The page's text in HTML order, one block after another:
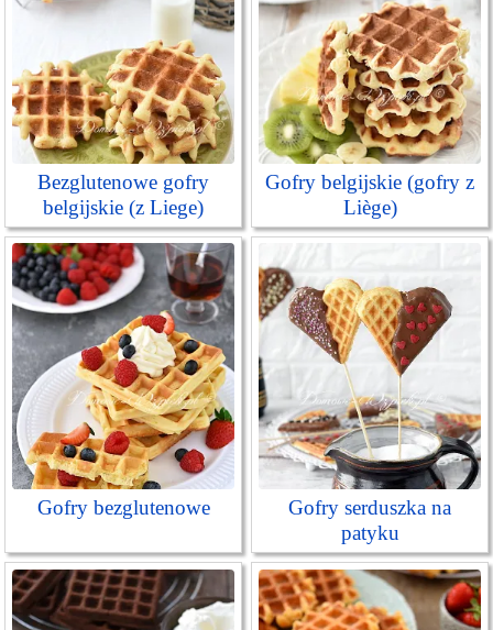
Bezglutenowe gofry
belgijskie (z Liege)
Gofry belgijskie (gofry z
Liège)
Gofry bezglutenowe
Gofry serduszka na
patyku